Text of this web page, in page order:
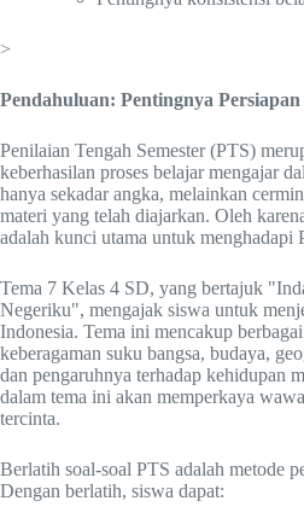
>
Pendahuluan: Pentingnya
Penilaian Tengah Semester (PTS)
keberhasilan proses belajar mengajar
hanya sekadar angka, melainkan
materi yang telah diajarkan. Oleh
adalah kunci utama untuk menghadapi
Tema 7 Kelas 4 SD, yang bertajuk
Negeriku", mengajak siswa untuk
Indonesia. Tema ini mencakup
keberagaman suku bangsa, budaya,
dan pengaruhnya terhadap kehidupan
dalam tema ini akan memperkaya
tercinta.
Berlatih soal-soal PTS adalah metode
Dengan berlatih, siswa dapat: